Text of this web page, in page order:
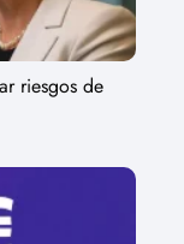
riesgos de